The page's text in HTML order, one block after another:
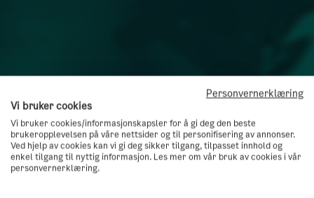
Personvernerklæring
Vi bruker cookies
Vi bruker cookies/informasjonskapsler for å gi deg den beste
brukeropplevelsen på våre nettsider og til personifisering av annonser.
Ved hjelp av cookies kan vi gi deg sikker tilgang, tilpasset innhold og
enkel tilgang til nyttig informasjon. Les mer om vår bruk av cookies i vår
personvernerklæring.